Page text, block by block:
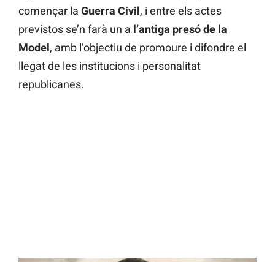
començar la Guerra Civil, i entre els actes
previstos se’n farà un a l’antiga presó de la
Model, amb l’objectiu de promoure i difondre el
llegat de les institucions i personalitat
republicanes.